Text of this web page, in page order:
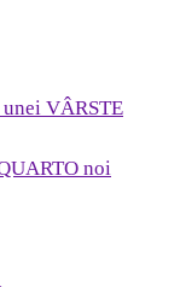
VÂRSTE
noi